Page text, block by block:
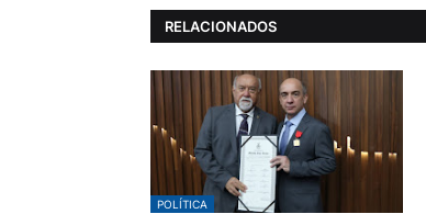
RELACIONADOS
POLÍTICA